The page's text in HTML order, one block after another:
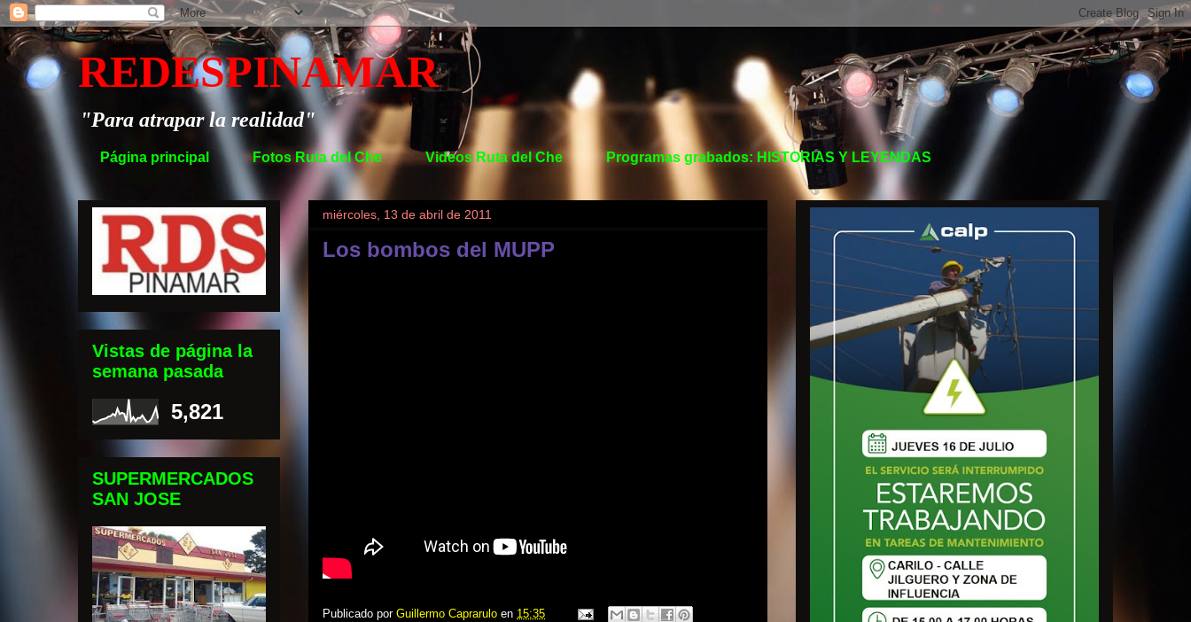
REDESPINAMAR
"Para atrapar la realidad"
Página principal Fotos Ruta del Che Videos Ruta del Che Programas grabados: HISTORIAS Y LEYENDAS
miércoles, 13 de abril de 2011
Los bombos del MUPP
Publicado por Guillermo Caprarulo en 15:35
Vistas de página la
semana pasada
5,821
SUPERMERCADOS
SAN JOSE